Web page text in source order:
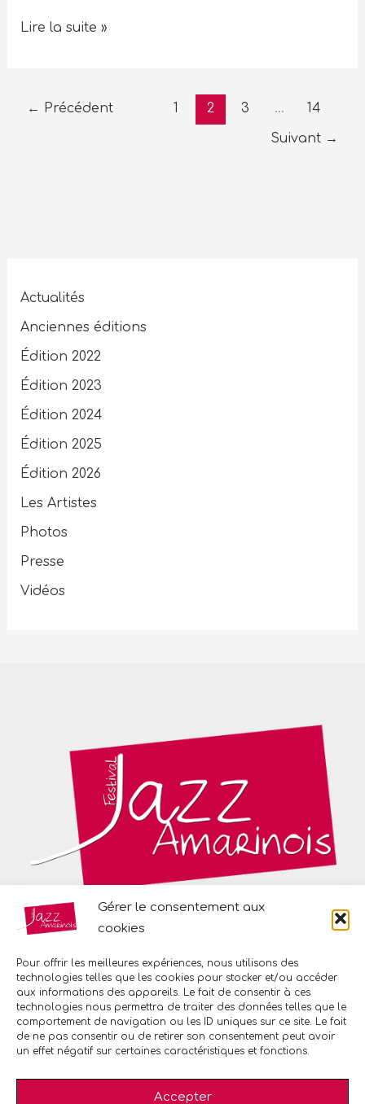
Gérer le consentement aux
cookies
Pour offrir les meilleures expériences, nous utilisons des
technologies telles que les cookies pour stocker et/ou accéder
aux informations des appareils. Le fait de consentir à ces
technologies nous permettra de traiter des données telles que le
comportement de navigation ou les ID uniques sur ce site. Le fait
de ne pas consentir ou de retirer son consentement peut avoir
un effet négatif sur certaines caractéristiques et fonctions.
Accepter
Lire la suite »
← Précédent 1 2 3 … 14
Suivant →
Actualités
Anciennes éditions
Édition 2022
Édition 2023
Édition 2024
Édition 2025
Édition 2026
Les Artistes
Photos
Presse
Vidéos
68550 Saint-Amarin
+33 6 80 33 34 28
maurice.heidmann@gmail.com
Mentions légales